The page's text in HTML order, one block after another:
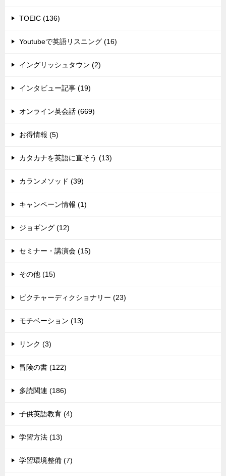
TOEIC (136)
Youtubeで英語リスニング (16)
イングリッシュタウン (2)
インタビュー記事 (19)
オンライン英会話 (669)
お得情報 (5)
カタカナを英語に直そう (13)
カランメソッド (39)
キャンペーン情報 (1)
ジョギング (12)
セミナー・講演会 (15)
その他 (15)
ピクチャーディクショナリー (23)
モチベーション (13)
リンク (3)
冒険の書 (122)
多読関連 (186)
子供英語教育 (4)
学習方法 (13)
学習環境整備 (7)